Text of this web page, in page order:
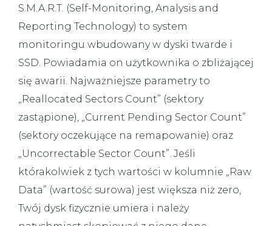
S.M.A.R.T. (Self-Monitoring, Analysis and
Reporting Technology) to system
monitoringu wbudowany w dyski twarde i
SSD. Powiadamia on użytkownika o zbliżającej
się awarii. Najważniejsze parametry to
„Reallocated Sectors Count” (sektory
zastąpione), „Current Pending Sector Count”
(sektory oczekujące na remapowanie) oraz
„Uncorrectable Sector Count”. Jeśli
którakolwiek z tych wartości w kolumnie „Raw
Data” (wartość surowa) jest większa niż zero,
Twój dysk fizycznie umiera i należy